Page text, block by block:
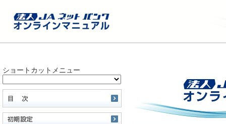
ショートカットメニュー